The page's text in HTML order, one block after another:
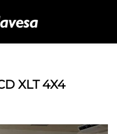
XLT 4X4